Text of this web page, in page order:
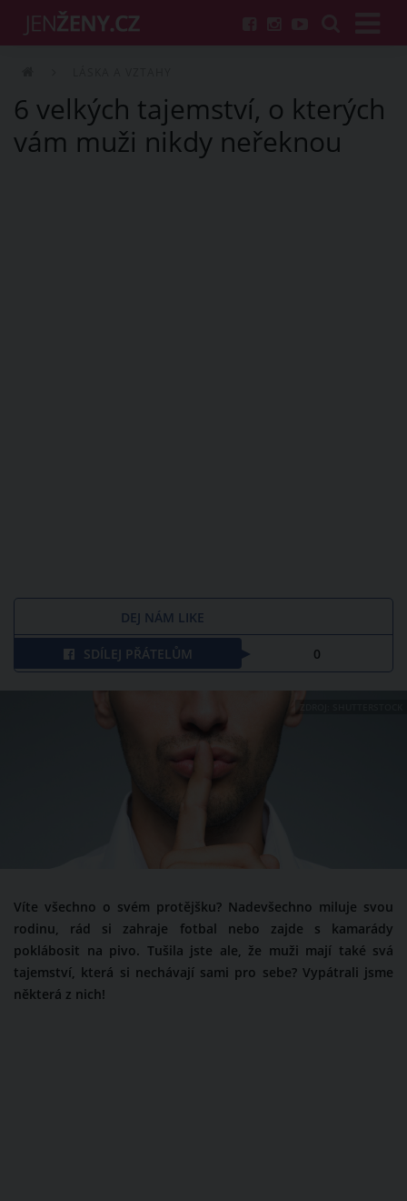
6 velkých tajemství, o kterých
vám muži nikdy neřeknou
DEJ NÁM LIKE
SDÍLEJ PŘÁTELŮM 0
Víte všechno o svém protějšku? Nadevšechno miluje svou
rodinu, rád si zahraje fotbal nebo zajde s kamarády
poklábosit na pivo. Tušila jste ale, že muži mají také svá
tajemství, která si nechávají sami pro sebe? Vypátrali jsme
některá z nich!